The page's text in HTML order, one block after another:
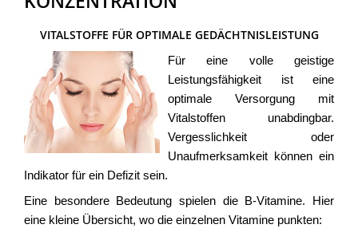
VITALSTOFFE FÜR OPTIMALE GEDÄCHTNISLEISTUNG
Für eine volle geistige
Leistungsfähigkeit ist eine
optimale Versorgung mit
Vitalstoffen unabdingbar.
Vergesslichkeit oder
Unaufmerksamkeit können ein
Indikator für ein Defizit sein.
Eine besondere Bedeutung spielen die B-Vitamine. Hier
eine kleine Übersicht, wo die einzelnen Vitamine punkten: